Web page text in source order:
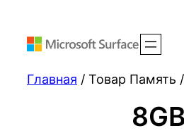
Главная / Товар Память
8GB